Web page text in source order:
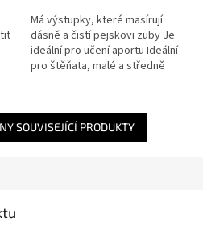
Má výstupky, které masírují
dásně a čistí pejskovi zuby Je
ideální pro učení aportu Ideální
pro štěňata, malé a středně
SOUVISEJÍCÍ PRODUKTY